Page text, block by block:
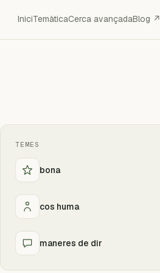
IniciTemàticaCerca avançadaBlog ↗
TEMES
bona
cos huma
maneres de dir